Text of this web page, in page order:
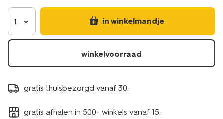
pink-
1 in winkelmandje
winkelvoorraad
gratis thuisbezorgd vanaf 30.-
gratis afhalen in 500+ winkels vanaf 15.-